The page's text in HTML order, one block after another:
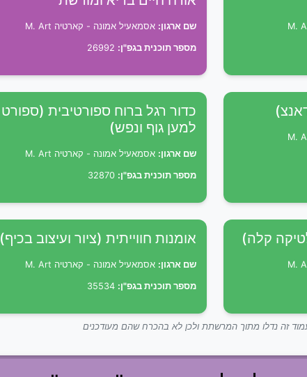
שם ארגון: אסמאעיל אמונה - קארטיה M. Art
מספר תוכנית בגפ"ן:
כדור רגל ברוח ספורטיבית (ספורט
למען גוף ונפש)
שם ארגון: אסמאעיל אמונה - קארטיה M. Art
מספר תוכנית בגפ"ן:
קלה) אומנות חווייתית (ציור ועיצוב בכיף)
שם ארגון: אסמאעיל אמונה - קארטיה M. Art
מספר תוכנית בגפ"ן:
זה נדלו מתוך המרשתת ולכן לא בהכרח שהם מעודכנים